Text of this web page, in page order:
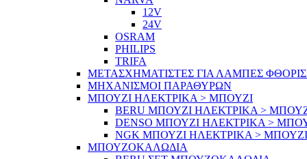
12V
24V
OSRAM
PHILIPS
TRIFA
ΜΕΤΑΣΧΗΜΑΤΙΣΤΕΣ ΓΙΑ ΛΑΜΠΕΣ
ΜΗΧΑΝΙΣΜΟΙ ΠΑΡΑΘΥΡΩΝ
ΜΠΟΥΖΙ ΗΛΕΚΤΡΙΚΑ > ΜΠΟΥΖΙ
BERU ΜΠΟΥΖΙ ΗΛΕΚΤΡΙΚΑ >
DENSO ΜΠΟΥΖΙ ΗΛΕΚΤΡΙΚΑ >
NGK ΜΠΟΥΖΙ ΗΛΕΚΤΡΙΚΑ > ΜΠΟΥΖΙ
ΜΠΟΥΖΟΚΑΛΩΔΙΑ